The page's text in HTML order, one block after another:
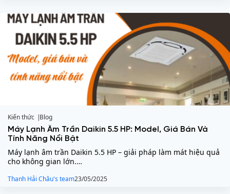
Kiến thức
Blog
Máy Lạnh Âm Trần Daikin 5.5 HP: Model, Giá Bán Và
Tính Năng Nổi Bật
Máy lạnh âm trần Daikin 5.5 HP – giải pháp làm mát hiệu quả
cho không gian lớn.…
Thanh Hải Châu's team23/05/2025